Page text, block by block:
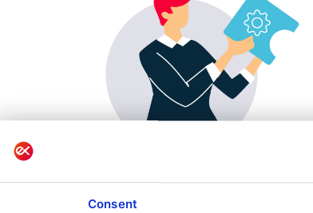
Consent